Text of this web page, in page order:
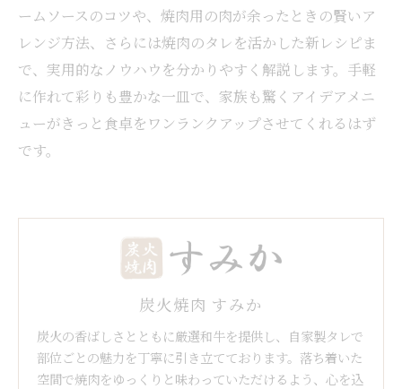
ームソースのコツや、焼肉用の肉が余ったときの賢いア
レンジ方法、さらには焼肉のタレを活かした新レシピま
で、実用的なノウハウを分かりやすく解説します。手軽
に作れて彩りも豊かな一皿で、家族も驚くアイデアメニ
ューがきっと食卓をワンランクアップさせてくれるはず
です。
炭火焼肉 すみか
炭火の香ばしさとともに厳選和牛を提供し、自家製タレで
部位ごとの魅力を丁寧に引き立てております。落ち着いた
空間で焼肉をゆっくりと味わっていただけるよう、心を込